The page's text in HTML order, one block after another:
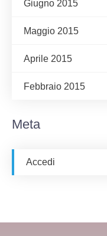
Giugno 2015
Maggio 2015
Aprile 2015
Febbraio 2015
Meta
Accedi